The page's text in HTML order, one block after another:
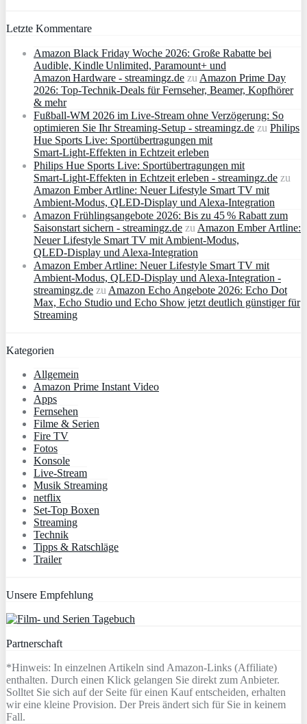
Letzte Kommentare
Amazon Black Friday Woche 2026: Große Rabatte bei
Audible, Kindle Unlimited, Paramount+ und
Amazon Hardware - streamingz.de zuAmazon Prime Day
2026: Top-Technik-Deals für Fernseher, Beamer, Kopfhörer
& mehr
Fußball-WM 2026 im Live-Stream ohne Verzögerung: So
optimieren Sie Ihr Streaming-Setup - streamingz.de zu Philips
Hue Sports Live: Sportübertragungen mit
Smart‑Light‑Effekten in Echtzeit erleben
Philips Hue Sports Live: Sportübertragungen mit
Smart‑Light‑Effekten in Echtzeit erleben - streamingz.de zu
Amazon Ember Artline: Neuer Lifestyle Smart TV mit
Ambient‑Modus, QLED‑Display und Alexa‑Integration
Amazon Frühlingsangebote 2026: Bis zu 45 % Rabatt zum
Saisonstart sichern - streamingz.de zuAmazon Ember Artline:
Neuer Lifestyle Smart TV mit Ambient‑Modus,
QLED‑Display und Alexa‑Integration
Amazon Ember Artline: Neuer Lifestyle Smart TV mit
Ambient‑Modus, QLED‑Display und Alexa‑Integration -
streamingz.de zuAmazon Echo Angebote 2026: Echo Dot
Max, Echo Studio und Echo Show jetzt deutlich günstiger für
Streaming
Kategorien
Allgemein
Amazon Prime Instant Video
Apps
Fernsehen
Filme & Serien
Fire TV
Fotos
Konsole
Live-Stream
Musik Streaming
netflix
Set-Top Boxen
Streaming
Technik
Tipps & Ratschläge
Trailer
Unsere Empfehlung
Partnerschaft
*Hinweis: In einzelnen Artikeln sind Amazon-Links (Affiliate)
enthalten. Durch einen Klick gelangen Sie direkt zum Anbieter.
Solltet Sie sich auf der Seite für einen Kauf entscheiden, erhalten
wir eine kleine Provision. Der Preis ändert sich für Sie in keinem
Fall.